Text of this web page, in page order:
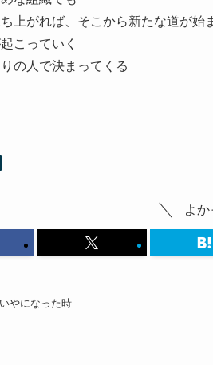
上がれば、そこから新たな道が始
こっていく
の人で決まってくる
よか
やになった時